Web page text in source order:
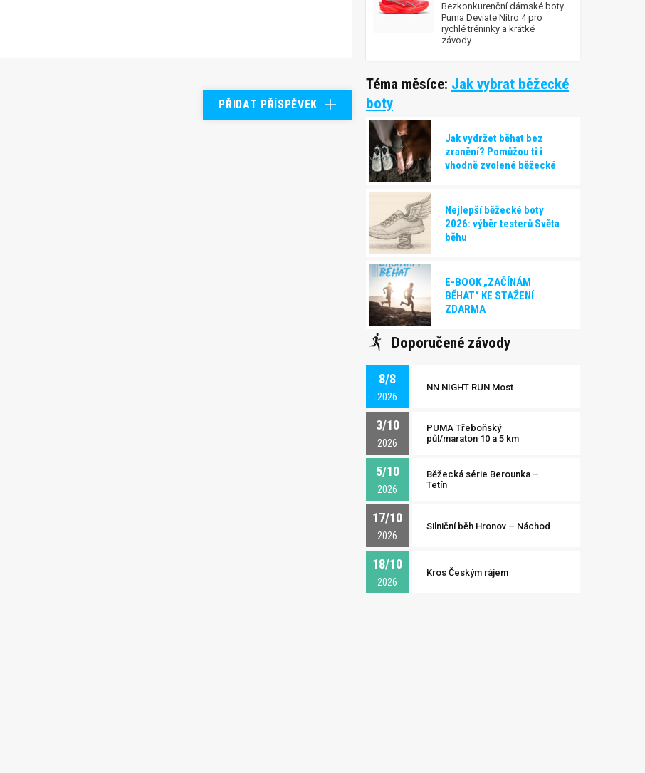
PŘIDAT PŘÍSPĚVEK
Bezkonkurenční dámské boty
Puma Deviate Nitro 4 pro
rychlé tréninky a krátké
závody.
Téma měsíce: Jak vybrat běžecké
boty
Jak vydržet běhat bez
zranění? Pomůžou ti i
vhodně zvolené běžecké
Nejlepší běžecké boty
2026: výběr testerů Světa
běhu
E-BOOK „ZAČÍNÁM
BĚHAT“ KE STAŽENÍ
ZDARMA
Doporučené závody
8/8
2026
NN NIGHT RUN Most
3/10
2026
PUMA Třeboňský
půl/maraton 10 a 5 km
5/10
2026
Běžecká série Berounka –
Tetín
17/10
2026
Silniční běh Hronov – Náchod
18/10
2026
Kros Českým rájem